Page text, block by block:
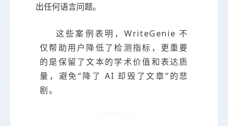
出任何语言问题。
这些案例表明，WriteGenie 不
仅帮助用户降低了检测指标，更重要
的是保留了文本的学术价值和表达质
量，避免“降了 AI 却毁了文章”的悲
剧。